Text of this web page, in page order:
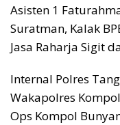
Asisten 1
Suratman, Kalak
Jasa Raharja Sigit
Internal Polres
Wakapolres
Ops Kompol